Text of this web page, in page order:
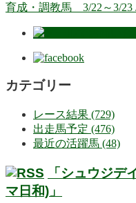
育成・調教馬 3/22～3/23
カテゴリー
レース結果 (729)
出走馬予定 (476)
最近の活躍馬 (48)
「シュウジデ
マ日和)」